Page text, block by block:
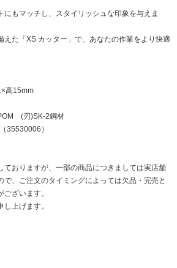
にもマッチし、スタイリッシュな印象を与えま
えた「XS カッター」で、あなたの作業をより快適
高15mm
(刃)SK-2鋼材
35530006）
ておりますが、一部の商品につきましては実店舗
で、ご注文のタイミングによっては欠品・完売と
ざいます。
上げます。